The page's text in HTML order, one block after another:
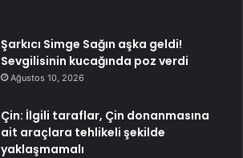
Şarkıcı Simge Sağın aşka geldi!
Sevgilisinin kucağında poz verdi
Ağustos 10, 2026
Çin: İlgili taraflar, Çin donanmasına
ait araçlara tehlikeli şekilde
yaklaşmamalı